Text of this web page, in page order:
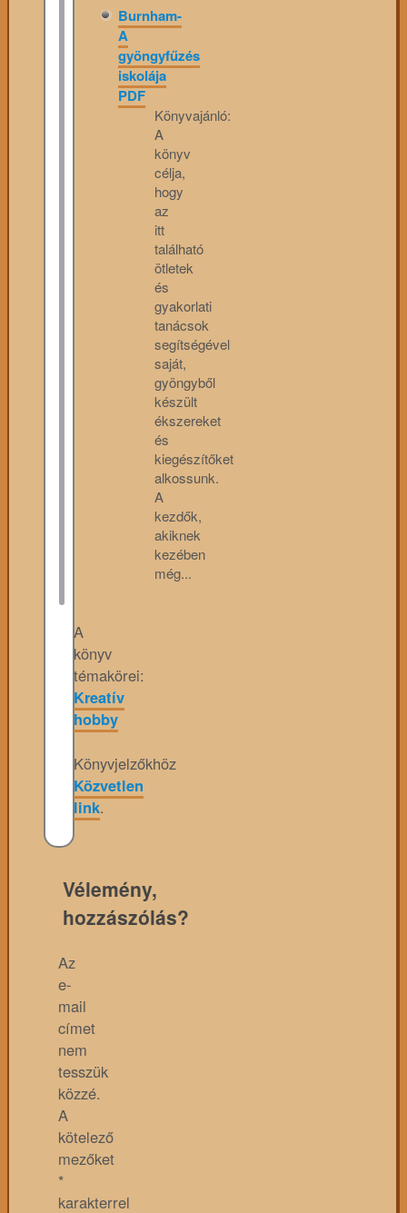
Burnham-
A
gyöngyfűzés
iskolája
PDF
Könyvajánló:
A
könyv
célja,
hogy
az
itt
található
ötletek
és
gyakorlati
tanácsok
segítségével
saját,
gyöngyből
készült
ékszereket
és
kiegészítőket
alkossunk.
A
kezdők,
akiknek
kezében
még...
A
könyv
témakörei:
Kreatív
hobby
Könyvjelzőkhöz
Közvetlen
link.
Vélemény,
hozzászólás?
Az
e-
mail
címet
nem
tesszük
közzé.
A
kötelező
mezőket
*
karakterrel